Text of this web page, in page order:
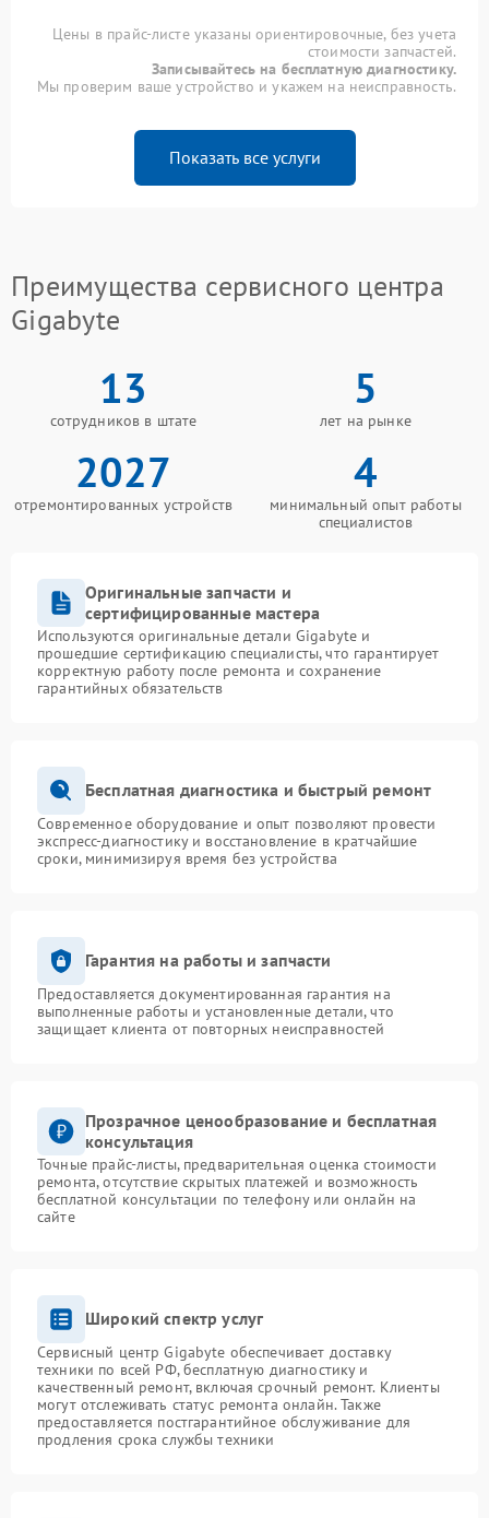
Цены в прайс-листе указаны ориентировочные, без учета
стоимости запчастей.
Записывайтесь на бесплатную диагностику.
Мы проверим ваше устройство и укажем на неисправность.
Показать все услуги
Преимущества сервисного центра
Gigabyte
13
сотрудников в штате
5
лет на рынке
2027
отремонтированных устройств
4
минимальный опыт работы
специалистов
Оригинальные запчасти и
сертифицированные мастера
Используются оригинальные детали Gigabyte и
прошедшие сертификацию специалисты, что гарантирует
корректную работу после ремонта и сохранение
гарантийных обязательств
Бесплатная диагностика и быстрый ремонт
Современное оборудование и опыт позволяют провести
экспресс-диагностику и восстановление в кратчайшие
сроки, минимизируя время без устройства
Гарантия на работы и запчасти
Предоставляется документированная гарантия на
выполненные работы и установленные детали, что
защищает клиента от повторных неисправностей
Прозрачное ценообразование и бесплатная
консультация
Точные прайс-листы, предварительная оценка стоимости
ремонта, отсутствие скрытых платежей и возможность
бесплатной консультации по телефону или онлайн на
сайте
Широкий спектр услуг
Сервисный центр Gigabyte обеспечивает доставку
техники по всей РФ, бесплатную диагностику и
качественный ремонт, включая срочный ремонт. Клиенты
могут отслеживать статус ремонта онлайн. Также
предоставляется постгарантийное обслуживание для
продления срока службы техники